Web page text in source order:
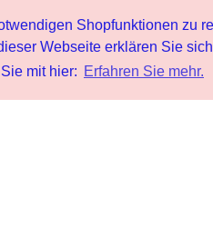
Shopfunktionen zu
Webseite erklären Sie
mit hier: Erfahren Sie mehr.